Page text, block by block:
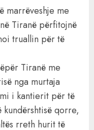
marrëveshje me
Tiranë përfitojnë
truallin për të
Tiranë me
nga murtaja
i kantierit për të
qorre,
rreth hurit të